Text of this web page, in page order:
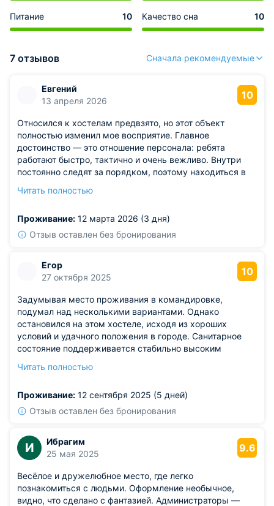
Питание 10 Качество сна 10
7 отзывов Сначала рекомендуемые
Евгений
13 апреля 2026
10
Относился к хостелам предвзято, но этот объект
полностью изменил мое восприятие. Главное
достоинство — это отношение персонала: ребята
работают быстро, тактично и очень вежливо. Внутри
постоянно следят за порядком, поэтому находиться в
свежее, сантехника исправна, а общие зоны блестят от
который делает это предложение лучшим на рынке.
Рекомендую однозначно.
Читать полностью
Проживание: 12 марта 2026 (3 дня)
Отзыв оставлен без бронирования
Егор
27 октября 2025
10
Задумывая место проживания в командировке,
подумал над несколькими вариантами. Однако
остановился на этом хостеле, исходя из хороших
условий и удачного положения в городе. Санитарное
состояние поддерживается стабильно высоким
сохраняется ровным, ничто не нарушает гармонии
мной, вели себя скромно и достойно. Персонал
проявлял внимание ко всем вопросам, отношение
Читать полностью
Проживание: 12 сентября 2025 (5 дней)
Отзыв оставлен без бронирования
И
Ибрагим
25 мая 2025
9.6
Весёлое и дружелюбное место, где легко
познакомиться с людьми. Оформление необычное,
видно, что сделано с фантазией. Администраторы —